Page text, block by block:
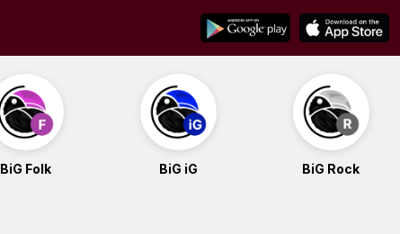
BiG Folk BiG iG BiG Rock